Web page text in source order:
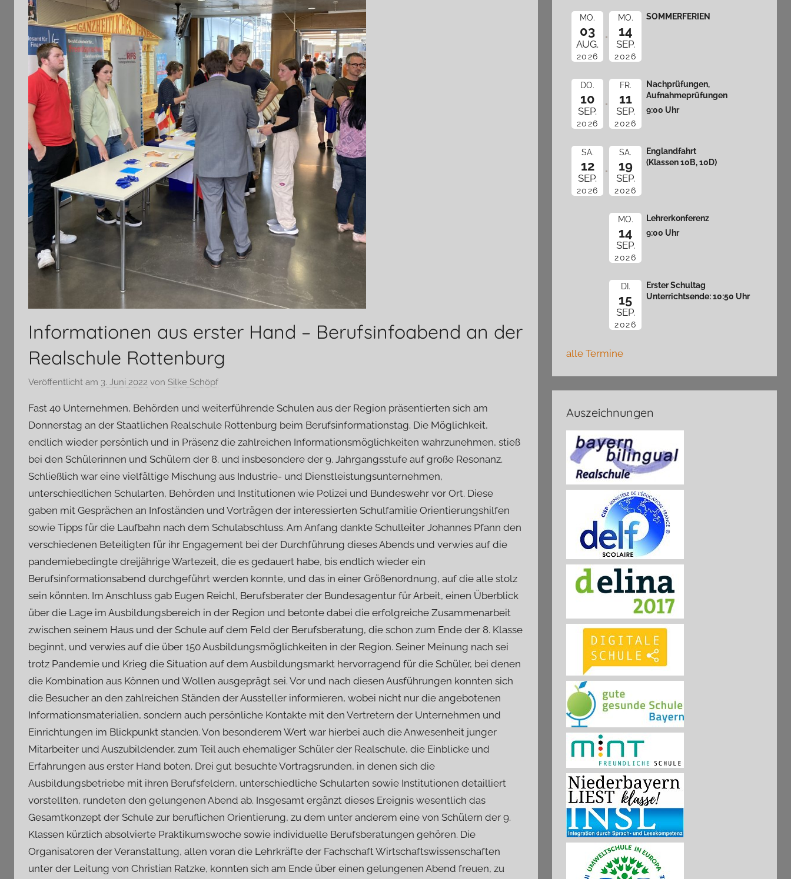
Informationen aus erster Hand – Berufsinfoabend an der
Realschule Rottenburg
Veröffentlicht am 3. Juni 2022 von Silke Schöpf
Fast 40 Unternehmen, Behörden und weiterführende Schulen aus der Region präsentierten sich am
Donnerstag an der Staatlichen Realschule Rottenburg beim Berufsinformationstag. Die Möglichkeit,
endlich wieder persönlich und in Präsenz die zahlreichen Informationsmöglichkeiten wahrzunehmen, stieß
bei den Schülerinnen und Schülern der 8. und insbesondere der 9. Jahrgangsstufe auf große Resonanz.
Schließlich war eine vielfältige Mischung aus Industrie- und Dienstleistungsunternehmen,
unterschiedlichen Schularten, Behörden und Institutionen wie Polizei und Bundeswehr vor Ort. Diese
gaben mit Gesprächen an Infoständen und Vorträgen der interessierten Schulfamilie Orientierungshilfen
sowie Tipps für die Laufbahn nach dem Schulabschluss. Am Anfang dankte Schulleiter Johannes Pfann den
verschiedenen Beteiligten für ihr Engagement bei der Durchführung dieses Abends und verwies auf die
pandemiebedingte dreijährige Wartezeit, die es gedauert habe, bis endlich wieder ein
Berufsinformationsabend durchgeführt werden konnte, und das in einer Größenordnung, auf die alle stolz
sein könnten. Im Anschluss gab Eugen Reichl, Berufsberater der Bundesagentur für Arbeit, einen Überblick
über die Lage im Ausbildungsbereich in der Region und betonte dabei die erfolgreiche Zusammenarbeit
zwischen seinem Haus und der Schule auf dem Feld der Berufsberatung, die schon zum Ende der 8. Klasse
beginnt, und verwies auf die über 150 Ausbildungsmöglichkeiten in der Region. Seiner Meinung nach sei
trotz Pandemie und Krieg die Situation auf dem Ausbildungsmarkt hervorragend für die Schüler, bei denen
die Kombination aus Können und Wollen ausgeprägt sei. Vor und nach diesen Ausführungen konnten sich
die Besucher an den zahlreichen Ständen der Aussteller informieren, wobei nicht nur die angebotenen
Informationsmaterialien, sondern auch persönliche Kontakte mit den Vertretern der Unternehmen und
Einrichtungen im Blickpunkt standen. Von besonderem Wert war hierbei auch die Anwesenheit junger
Mitarbeiter und Auszubildender, zum Teil auch ehemaliger Schüler der Realschule, die Einblicke und
Erfahrungen aus erster Hand boten. Drei gut besuchte Vortragsrunden, in denen sich die
Ausbildungsbetriebe mit ihren Berufsfeldern, unterschiedliche Schularten sowie Institutionen detailliert
vorstellten, rundeten den gelungenen Abend ab. Insgesamt ergänzt dieses Ereignis wesentlich das
Gesamtkonzept der Schule zur beruflichen Orientierung, zu dem unter anderem eine von Schülern der 9.
Klassen kürzlich absolvierte Praktikumswoche sowie individuelle Berufsberatungen gehören. Die
Organisatoren der Veranstaltung, allen voran die Lehrkräfte der Fachschaft Wirtschaftswissenschaften
unter der Leitung von Christian Ratzke, konnten sich am Ende über einen gelungenen Abend freuen, zu
MO.
03
AUG.
2026
MO.
14
SEP.
2026
SOMMERFERIEN
DO.
10
SEP.
2026
FR.
11
SEP.
2026
Nachprüfungen,
Aufnahmeprüfungen
9:00 Uhr
SA.
12
SEP.
2026
SA.
19
SEP.
2026
Englandfahrt
(Klassen 10B, 10D)
MO.
14
SEP.
2026
Lehrerkonferenz
9:00 Uhr
DI.
15
SEP.
2026
Erster Schultag
Unterrichtsende: 10:50 Uhr
alle Termine
Auszeichnungen